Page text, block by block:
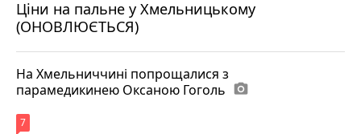
Ціни на пальне у Хмельницькому
(ОНОВЛЮЄТЬСЯ)
На Хмельниччині попрощалися з
парамедикинею Оксаною Гоголь photo_camera
7